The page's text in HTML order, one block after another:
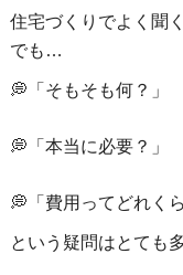
住宅づくりでよく聞く
でも…
💭「そもそも何？」
💭「本当に必要？」
💭「費用ってどれく
という疑問はとても